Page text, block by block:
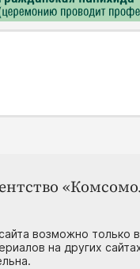
возможно только
на других